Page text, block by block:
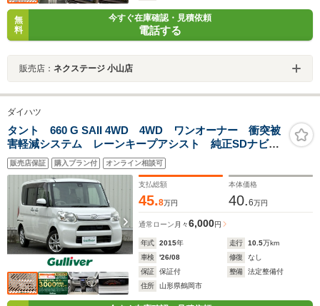
無
料
今すぐ在庫確認・見積依頼
電話する
販売店： ネクステージ 小山店
ダイハツ
タント 660 G SAII 4WD 4WD ワンオーナー 衝突被
害軽減システム レーンキープアシスト 純正SDナビ
CD DVD BT フルセグ MSV バックカメラ ステ
アリングスイッチ アイドリングストップ 純正14アル
ミホイール
販売店保証 購入プラン付 オンライン相談可
支払総額
45.8万円
本体価格
40.6万円
通常ローン 月々6,000円
年式 2015年 走行 10.5万km
車検
'26/08 修復
なし
保証
保証付 整備
法定整備付
住所
山形県鶴岡市